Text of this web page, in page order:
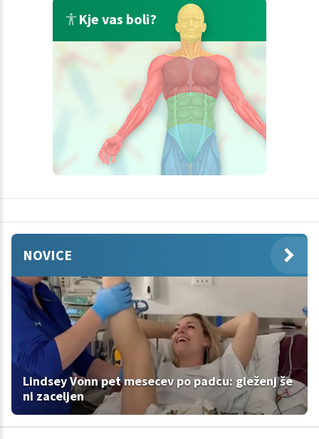
Kje vas boli?
NOVICE
Lindsey Vonn pet mesecev po padcu: gleženj še
ni zaceljen